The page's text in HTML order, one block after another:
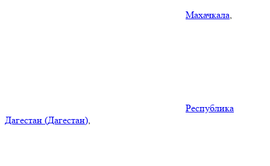
Махачкала,
Республика
Дагестан (Дагестан),